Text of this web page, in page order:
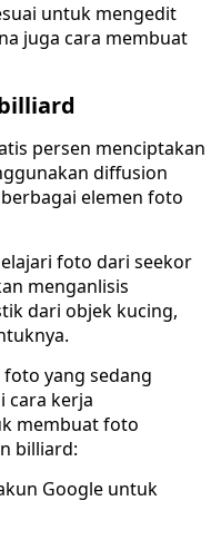
untuk mengedit
juga cara membuat
persen menciptakan
diffusion
elemen foto
foto dari seekor
menganlisis
dari objek kucing,
yang sedang
cara kerja
membuat foto
billiard:
Google untuk